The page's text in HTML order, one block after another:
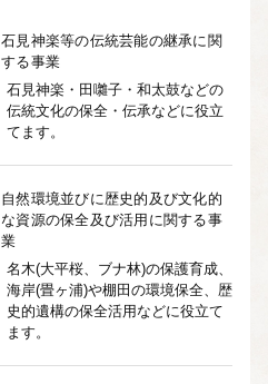
石見神楽等の伝統芸能の継承に関
する事業
石見神楽・田囃子・和太鼓などの
伝統文化の保全・伝承などに役立
てます。
自然環境並びに歴史的及び文化的
な資源の保全及び活用に関する事
業
名木(大平桜、ブナ林)の保護育成、
海岸(畳ヶ浦)や棚田の環境保全、歴
史的遺構の保全活用などに役立て
ます。